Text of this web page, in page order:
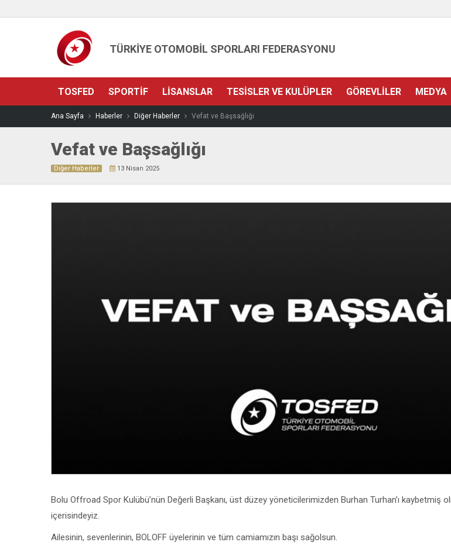
TÜRKİYE OTOMOBİL SPORLARI FEDERASYONU
TOSFED SPORTIF LISANSLAR TESISLER VE KULÜPLER GÖREVLILER MEDYA
Ana Sayfa Haberler Diğer Haberler Vefat ve Başsağlığı
Vefat ve Başsağlığı
Diğer Haberler 13 Nisan 2025
Bolu Offroad Spor Kulübü’nün Değerli Başkanı, üst düzey yöneticilerimizden Burhan Turhan’ı kaybetmiş
içerisindeyiz.
Ailesinin, sevenlerinin, BOLOFF üyelerinin ve tüm camiamızın başı sağolsun.